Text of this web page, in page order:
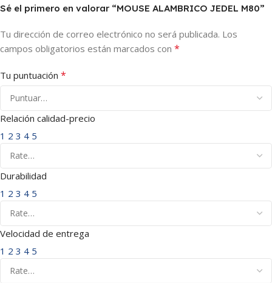
Sé el primero en valorar “MOUSE ALAMBRICO JEDEL M80”
Tu dirección de correo electrónico no será publicada. Los
campos obligatorios están marcados con *
Tu puntuación *
Relación calidad-precio
1 2 3 4 5
Durabilidad
1 2 3 4 5
Velocidad de entrega
1 2 3 4 5